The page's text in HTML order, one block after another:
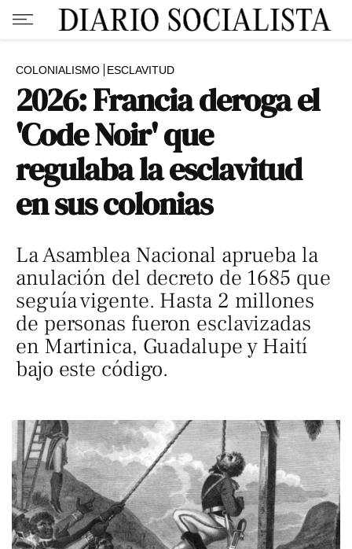
COLONIALISMO ESCLAVITUD
2026: Francia deroga el
'Code Noir' que
regulaba la esclavitud
en sus colonias
La Asamblea Nacional aprueba la
anulación del decreto de 1685 que
seguía vigente. Hasta 2 millones
de personas fueron esclavizadas
en Martinica, Guadalupe y Haití
bajo este código.